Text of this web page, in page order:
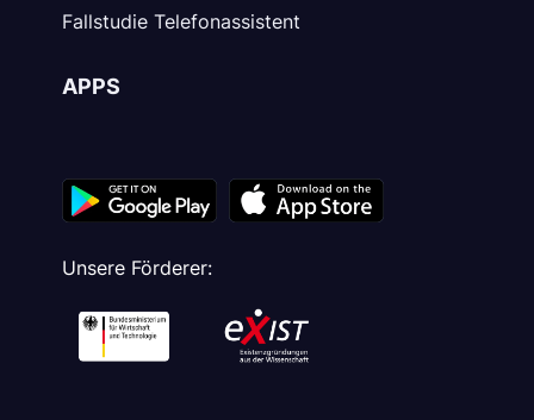
Fallstudie Telefonassistent
APPS
Unsere Förderer: